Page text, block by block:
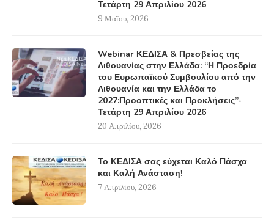
Τετάρτη 29 Απριλίου 2026
9 Μαΐου, 2026
Webinar ΚΕΔΙΣΑ & Πρεσβείας της
Λιθουανίας στην Ελλάδα: “Η Προεδρία
του Ευρωπαϊκού Συμβουλίου από την
Λιθουανία και την Ελλάδα το
2027:Προοπτικές και Προκλήσεις”-
Τετάρτη 29 Απριλίου 2026
20 Απριλίου, 2026
Το ΚΕΔΙΣΑ σας εύχεται Καλό Πάσχα
και Καλή Ανάσταση!
7 Απριλίου, 2026